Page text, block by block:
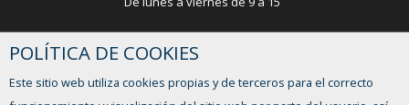
¿TIENES ALGUNA DUDA?
FORMULARIO DE CONTACTO
POLÍTICA DE COOKIES
Este sitio web utiliza cookies propias y de terceros para el correcto